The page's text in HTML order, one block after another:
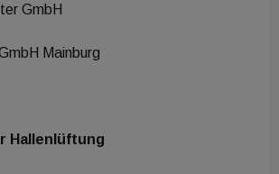
GmbH
Mainburg
Hallenlüftung